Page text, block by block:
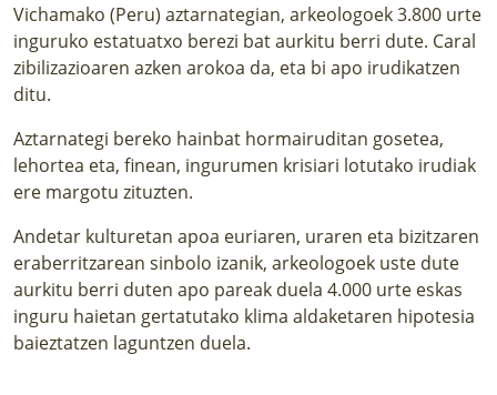
Vichamako (Peru) aztarnategian, arkeologoek 3.800 urte
inguruko estatuatxo berezi bat aurkitu berri dute. Caral
zibilizazioaren azken arokoa da, eta bi apo irudikatzen
ditu.
Aztarnategi bereko hainbat hormairuditan gosetea,
lehortea eta, finean, ingurumen krisiari lotutako irudiak
ere margotu zituzten.
Andetar kulturetan apoa euriaren, uraren eta bizitzaren
eraberritzarean sinbolo izanik, arkeologoek uste dute
aurkitu berri duten apo pareak duela 4.000 urte eskas
inguru haietan gertatutako klima aldaketaren hipotesia
baieztatzen laguntzen duela.